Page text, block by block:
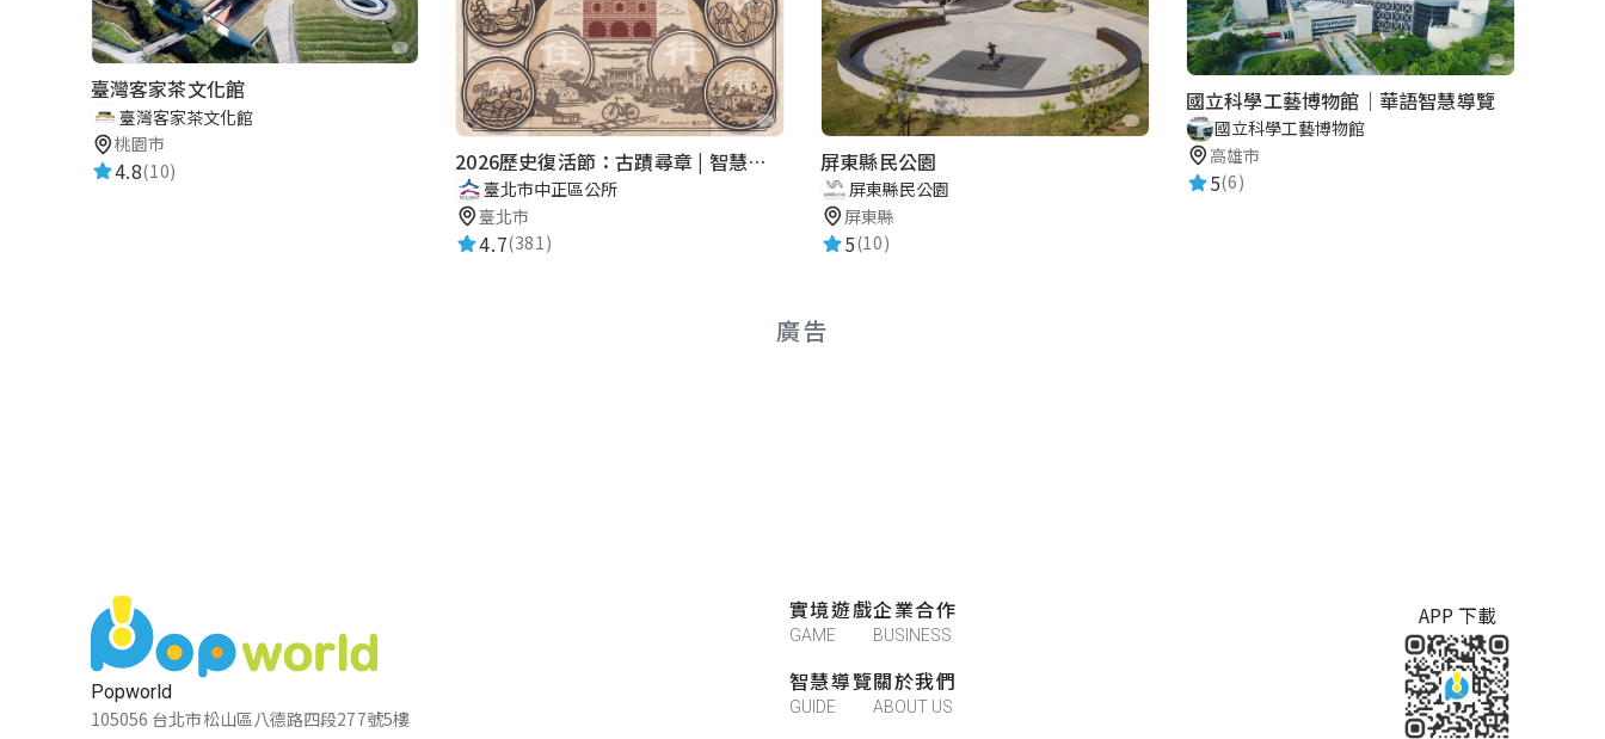
臺灣客家茶文化館
臺灣客家茶文化館
桃園市
4.8(10) 2026歷史復活節：古蹟尋章 | 智慧導覽 × 拾光尋禮
臺北市中正區公所
臺北市
4.7(381)
屏東縣民公園
屏東縣民公園
屏東縣
5(10)
國立科學工藝博物館｜華語智慧導覽
國立科學工藝博物館
高雄市
5(6)
廣告
Popworld
105056 台北市松山區八德路四段277號5樓
實境遊戲
GAME
智慧導覽
GUIDE
企業合作
BUSINESS
關於我們
ABOUT US
APP 下載